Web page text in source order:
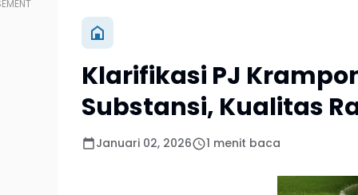
Klarifikasi PJ
Substansi, Kualitas
Januari 02, 2026 1 menit baca